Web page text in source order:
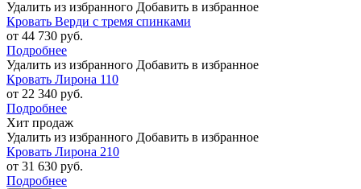
Удалить из избранного Добавить в избранное
Кровать Верди с тремя спинками
от 44 730 руб.
Подробнее
Удалить из избранного Добавить в избранное
Кровать Лирона 110
от 22 340 руб.
Подробнее
Хит продаж
Удалить из избранного Добавить в избранное
Кровать Лирона 210
от 31 630 руб.
Подробнее